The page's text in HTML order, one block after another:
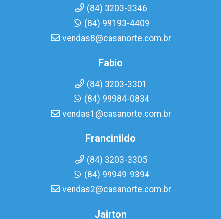
(84) 3203-3346
(84) 99193-4409
vendas8@casanorte.com.br
Fabio
(84) 3203-3301
(84) 99984-0834
vendas1@casanorte.com.br
Francinildo
(84) 3203-3305
(84) 99949-9394
vendas2@casanorte.com.br
Jairton